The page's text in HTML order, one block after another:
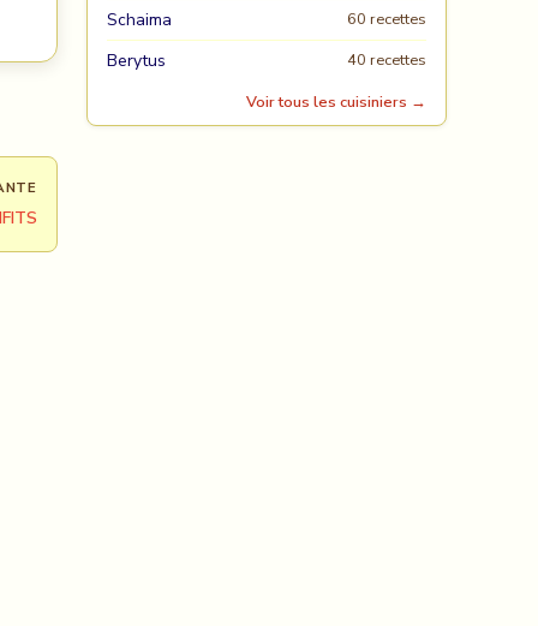
Schaima 60 recettes
Berytus
40 recettes
Voir tous les cuisiniers →